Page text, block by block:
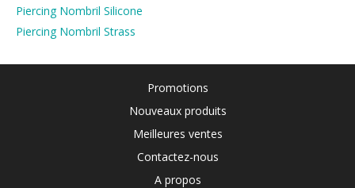
Piercing Nombril Silicone
Piercing Nombril Strass
Promotions
Nouveaux produits
Meilleures ventes
Contactez-nous
A propos